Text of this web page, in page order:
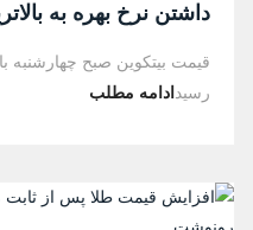
داشتن نرخ بهره به بالاترین
رسید ادامه مطلب